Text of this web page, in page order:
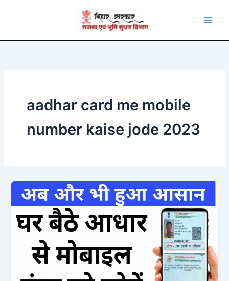
aadhar card me mobile
number kaise jode 2023